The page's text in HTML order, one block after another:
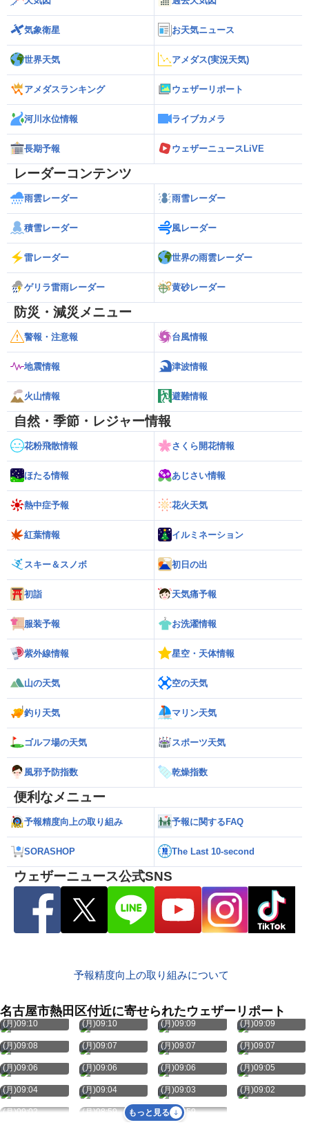
気象衛星 お天気ニュース
世界天気 アメダス(実況天気)
アメダスランキング ウェザーリポート
河川水位情報 ライブカメラ
長期予報 ウェザーニュースLiVE
レーダーコンテンツ
雨雲レーダー 雨雪レーダー
積雪レーダー 風レーダー
雷レーダー 世界の雨雲レーダー
ゲリラ雷雨レーダー 黄砂レーダー
防災・減災メニュー
警報・注意報 台風情報
地震情報 津波情報
火山情報 避難情報
自然・季節・レジャー情報
花粉飛散情報 さくら開花情報
ほたる情報 あじさい情報
熱中症予報 花火天気
紅葉情報 イルミネーション
スキー＆スノボ 初日の出
初詣 天気痛予報
服装予報 お洗濯情報
紫外線情報 星空・天体情報
山の天気 空の天気
釣り天気 マリン天気
ゴルフ場の天気 スポーツ天気
風邪予防指数 乾燥指数
便利なメニュー
予報精度向上の取り組み 予報に関するFAQ
SORASHOP The Last 10-second
ウェザーニュース公式SNS
予報精度向上の取り組みについて
名古屋市熱田区付近に寄せられたウェザーリポート
8月10日
(月)09:10
8月10日
(月)09:10
8月10日
(月)09:09
8月10日
(月)09:09
8月10日
(月)09:08
8月10日
(月)09:07
8月10日
(月)09:07
8月10日
(月)09:07
8月10日
(月)09:06
8月10日
(月)09:06
8月10日
(月)09:06
8月10日
(月)09:05
8月10日
(月)09:04
8月10日
(月)09:04
8月10日
(月)09:03
8月10日
(月)09:02
8月10日
(月)09:02
8月10日
(月)08:59
8月10日
(月)08:59
もっと見る